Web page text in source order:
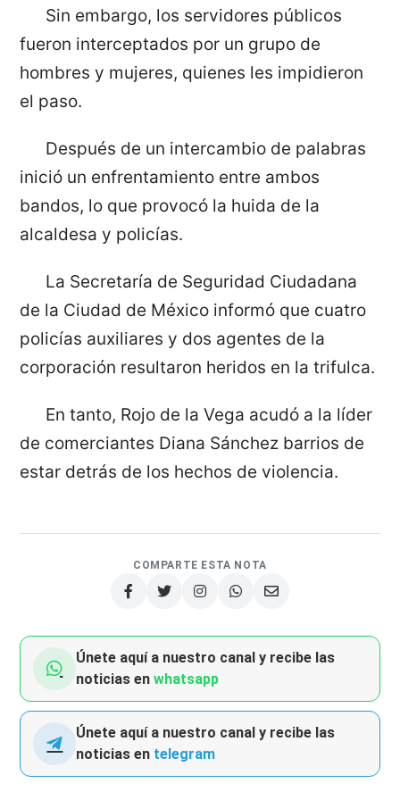
Sin embargo, los servidores públicos
fueron interceptados por un grupo de
hombres y mujeres, quienes les impidieron
el paso.
Después de un intercambio de palabras
inició un enfrentamiento entre ambos
bandos, lo que provocó la huida de la
alcaldesa y policías.
La Secretaría de Seguridad Ciudadana
de la Ciudad de México informó que cuatro
policías auxiliares y dos agentes de la
corporación resultaron heridos en la trifulca.
En tanto, Rojo de la Vega acudó a la líder
de comerciantes Diana Sánchez barrios de
estar detrás de los hechos de violencia.
COMPARTE ESTA NOTA
Únete aquí a nuestro canal y recibe las
noticias enwhatsapp
Únete aquí a nuestro canal y recibe las
noticias en telegram